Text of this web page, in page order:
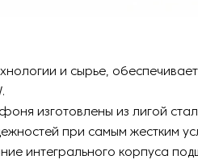
и сырье,
изготовлены из лигой
при самым жестким
интегрального корпуса